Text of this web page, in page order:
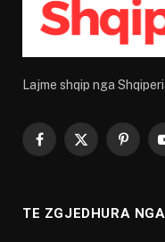
Lajme shqip nga
Facebook
X
TE ZGJEDHURA